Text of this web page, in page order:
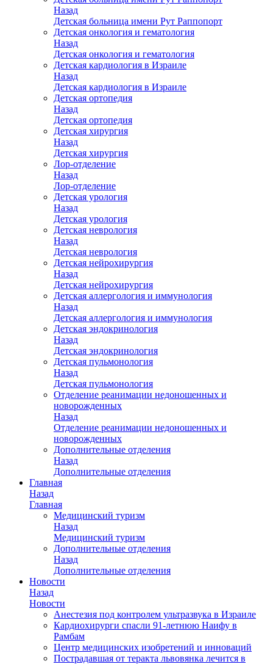
Назад
Детская больница имени Рут Раппопорт
Детская онкология и гематология
Назад
Детская онкология и гематология
Детская кардиология в Израиле
Назад
Детская кардиология в Израиле
Детская ортопедия
Назад
Детская ортопедия
Детская хирургия
Назад
Детская хирургия
Лор-отделение
Назад
Лор-отделение
Детская урология
Назад
Детская урология
Детская неврология
Назад
Детская неврология
Детская нейрохирургия
Назад
Детская нейрохирургия
Детская аллергология и иммунология
Назад
Детская аллергология и иммунология
Детская эндокринология
Назад
Детская эндокринология
Детская пульмонология
Назад
Детская пульмонология
Отделение реанимации недоношенных и
новорожденных
Назад
Отделение реанимации недоношенных и
новорожденных
Дополнительные отделения
Назад
Дополнительные отделения
Главная
Назад
Главная
Медицинский туризм
Назад
Медицинский туризм
Дополнительные отделения
Назад
Дополнительные отделения
Новости
Назад
Новости
Анестезия под контролем ультразвука в Израиле
Кардиохирурги спасли 91-летнюю Наифу в
Рамбам
Центр медицинских изобретений и инноваций
Пострадавшая от теракта львовянка лечится в